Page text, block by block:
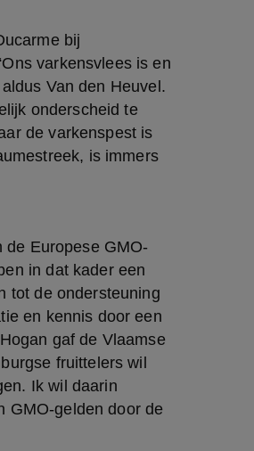
varkensvlees is en
Van den Heuvel.
onderscheid te
de varkenspest is
is immers
in dat kader een
tot de ondersteuning
en kennis door een
gaf de Vlaamse
fruittelers wil
Ik wil daarin
GMO-gelden door de